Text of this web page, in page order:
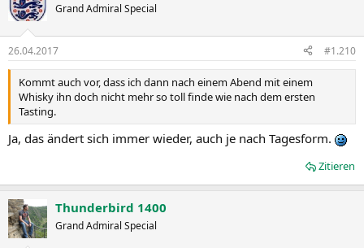
Grand Admiral Special
26.04.2017 #1.210
Kommt auch vor, dass ich dann nach einem Abend mit einem
Whisky ihn doch nicht mehr so toll finde wie nach dem ersten
Tasting.
Ja, das ändert sich immer wieder, auch je nach Tagesform.
Zitieren
Thunderbird 1400
Grand Admiral Special